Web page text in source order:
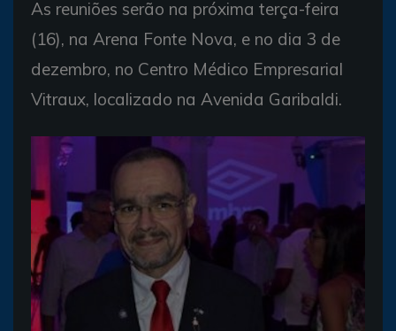
As reuniões serão na próxima terça-feira
(16), na Arena Fonte Nova, e no dia 3 de
dezembro, no Centro Médico Empresarial
Vitraux, localizado na Avenida Garibaldi.